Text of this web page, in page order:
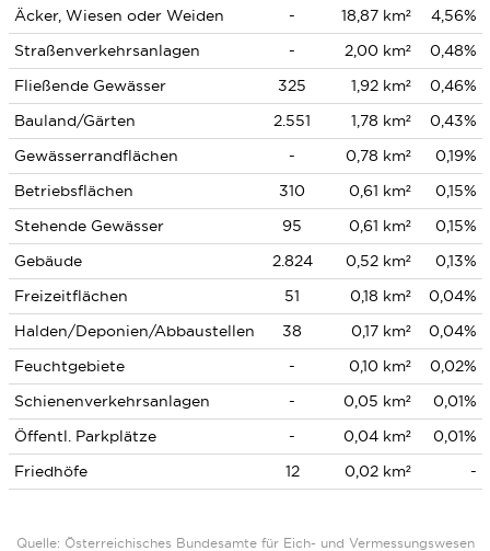
Äcker, Wiesen oder Weiden - 18,87 km²
4,56%
Straßenverkehrsanlagen
- 2,00 km²
0,48%
Fließende Gewässer
325 1,92 km²
0,46%
Bauland/Gärten
2.551 1,78 km²
0,43%
Gewässerrandflächen
- 0,78 km²
0,19%
Betriebsflächen
310 0,61 km²
0,15%
Stehende Gewässer
95 0,61 km²
0,15%
Gebäude
2.824 0,52 km²
0,13%
Freizeitflächen
51 0,18 km²
0,04%
Halden/Deponien/Abbaustellen
38 0,17 km²
0,04%
Feuchtgebiete
- 0,10 km²
0,02%
Schienenverkehrsanlagen
- 0,05 km²
0,01%
Öffentl. Parkplätze
- 0,04 km²
0,01%
Friedhöfe
12 0,02 km² -
Quelle: Österreichisches Bundesamte für Eich- und Vermessungswesen